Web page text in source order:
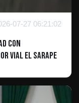
07-27 06:21:02
con
vial El Sarape